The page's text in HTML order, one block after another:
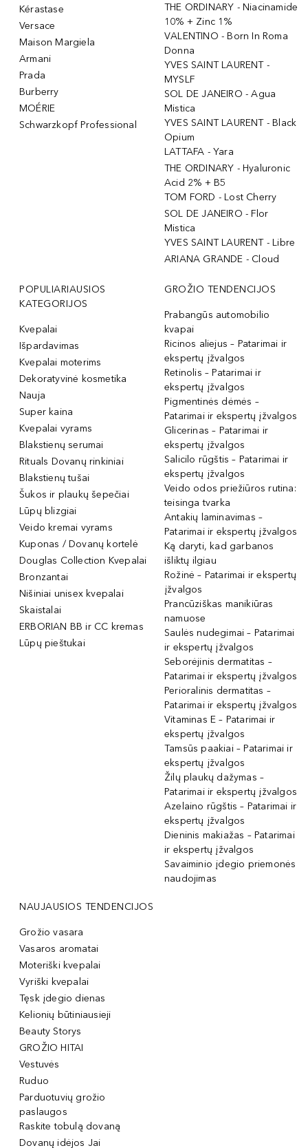
Kérastase
Versace
Maison Margiela
Armani
Prada
Burberry
MOÉRIE
Schwarzkopf Professional
THE ORDINARY - Niacinamide
10% + Zinc 1%
VALENTINO - Born In Roma
Donna
YVES SAINT LAURENT -
MYSLF
SOL DE JANEIRO - Agua
Mistica
YVES SAINT LAURENT - Black
Opium
LATTAFA - Yara
THE ORDINARY - Hyaluronic
Acid 2% + B5
TOM FORD - Lost Cherry
SOL DE JANEIRO - Flor
Mistica
YVES SAINT LAURENT - Libre
ARIANA GRANDE - Cloud
POPULIARIAUSIOS
KATEGORIJOS
Kvepalai
Išpardavimas
Kvepalai moterims
Dekoratyvinė kosmetika
Nauja
Super kaina
Kvepalai vyrams
Blakstienų serumai
Rituals Dovanų rinkiniai
Blakstienų tušai
Šukos ir plaukų šepečiai
Lūpų blizgiai
Veido kremai vyrams
Kuponas / Dovanų kortelė
Douglas Collection Kvepalai
Bronzantai
Nišiniai unisex kvepalai
Skaistalai
ERBORIAN BB ir CC kremas
Lūpų pieštukai
GROŽIO TENDENCIJOS
Prabangūs automobilio
kvapai
Ricinos aliejus – Patarimai ir
ekspertų įžvalgos
Retinolis – Patarimai ir
ekspertų įžvalgos
Pigmentinės dėmės –
Patarimai ir ekspertų įžvalgos
Glicerinas – Patarimai ir
ekspertų įžvalgos
Salicilo rūgštis – Patarimai ir
ekspertų įžvalgos
Veido odos priežiūros rutina:
teisinga tvarka
Antakių laminavimas –
Patarimai ir ekspertų įžvalgos
Ką daryti, kad garbanos
išliktų ilgiau
Rožinė – Patarimai ir ekspertų
įžvalgos
Prancūziškas manikiūras
namuose
Saulės nudegimai – Patarimai
ir ekspertų įžvalgos
Seborėjinis dermatitas –
Patarimai ir ekspertų įžvalgos
Perioralinis dermatitas –
Patarimai ir ekspertų įžvalgos
Vitaminas E – Patarimai ir
ekspertų įžvalgos
Tamsūs paakiai – Patarimai ir
ekspertų įžvalgos
Žilų plaukų dažymas –
Patarimai ir ekspertų įžvalgos
Azelaino rūgštis – Patarimai ir
ekspertų įžvalgos
Dieninis makiažas – Patarimai
ir ekspertų įžvalgos
Savaiminio įdegio priemonės
naudojimas
NAUJAUSIOS TENDENCIJOS
Grožio vasara
Vasaros aromatai
Moteriški kvepalai
Vyriški kvepalai
Tęsk įdegio dienas
Kelionių būtiniausieji
Beauty Storys
GROŽIO HITAI
Vestuvės
Ruduo
Parduotuvių grožio
paslaugos
Raskite tobulą dovaną
Dovanų idėjos Jai